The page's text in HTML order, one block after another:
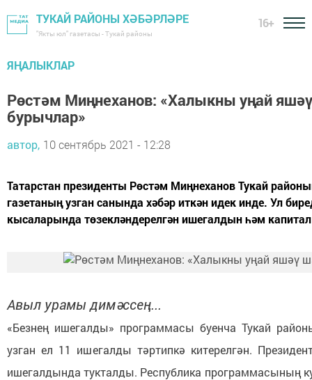
ТУКАЙ РАЙОНЫ ХӘБӘРЛӘРЕ
"Якты юл" газетасы - Тукай районы
16+
ЯҢАЛЫКЛАР
Рөстәм Миңнеханов: «Халыкны уңай
бурычлар»
автор, 10 сентябрь 2021 - 12:28
Татарстан президенты Рөстәм Миңнеханов Тукай
газетаның узган санында хәбәр иткән идек инде. Ул
кысаларында төзекләндерелгән ишегалдын һәм
Авыл урамы димәссең...
«Безнең ишегалды» программасы буенча Тукай
узган ел 11 ишегалды тәртипкә китерелгән.
ишегалдында тукталды. Республика